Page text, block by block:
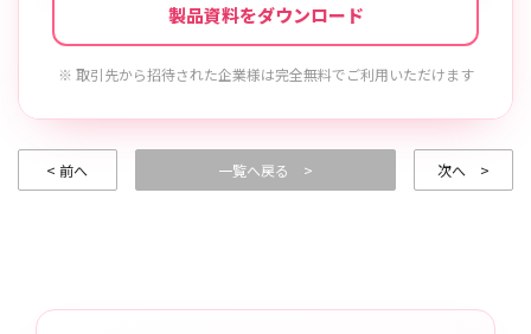
製品資料をダウンロード
※ 取引先から招待された企業様は完全無料でご利用いただけます
< 前へ 一覧へ戻る > 次へ >